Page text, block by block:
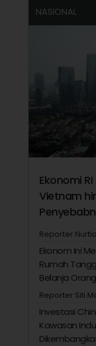
NASIONAL
Ekonomi
Vietnam
Reporter
Ekonom Ini
Rumah
Belanja
Reporter Siti
Investasi
Kawasan